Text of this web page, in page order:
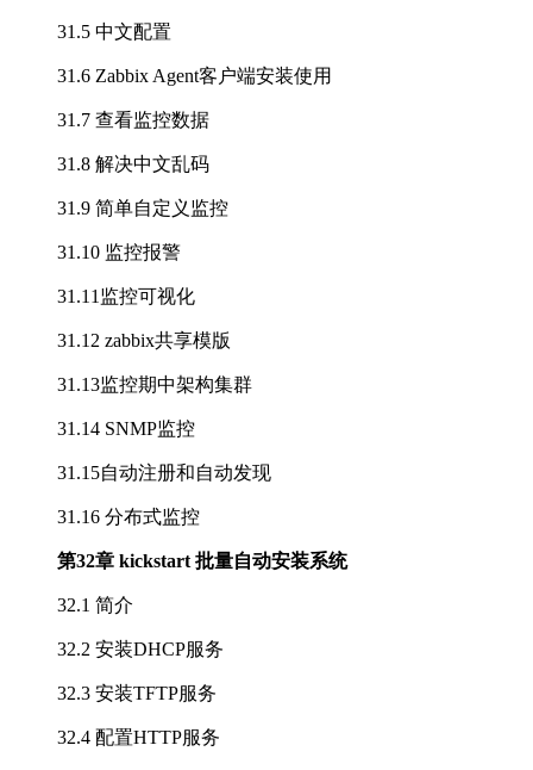
31.5 中文配置
31.6 Zabbix Agent客户端安装使用
31.7 查看监控数据
31.8 解决中文乱码
31.9 简单自定义监控
31.10 监控报警
31.11监控可视化
31.12 zabbix共享模版
31.13监控期中架构集群
31.14 SNMP监控
31.15自动注册和自动发现
31.16 分布式监控
第32章 kickstart 批量自动安装系统
32.1 简介
32.2 安装DHCP服务
32.3 安装TFTP服务
32.4 配置HTTP服务